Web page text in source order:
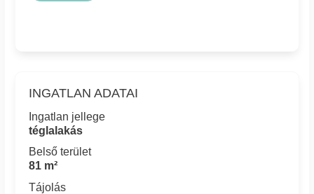
INGATLAN ADATAI
Ingatlan jellege
téglalakás
Belső terület
81 m²
Tájolás